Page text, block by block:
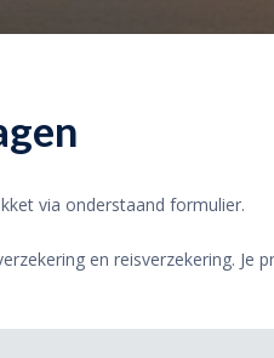
via onderstaand formulier.
en reisverzekering.